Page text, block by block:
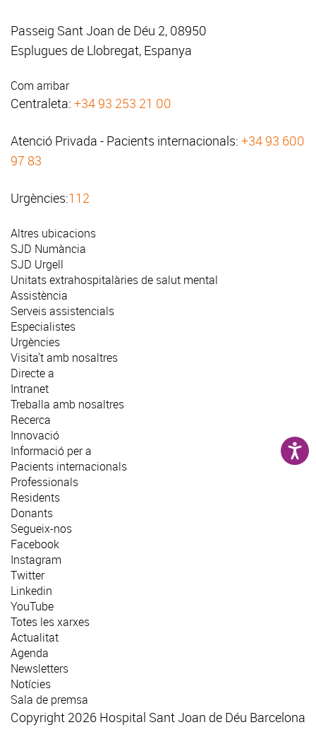
Passeig Sant Joan de Déu 2, 08950
Esplugues de Llobregat, Espanya
Com arribar
Centraleta: +34 93 253 21 00
Atenció Privada - Pacients internacionals: +34 93 600
97 83
Urgències:112
Altres ubicacions
SJD Numància
SJD Urgell
Unitats extrahospitalàries de salut mental
Assistència
Serveis assistencials
Especialistes
Urgències
Visita't amb nosaltres
Directe a
Intranet
Treballa amb nosaltres
Recerca
Innovació
Informació per a
Pacients internacionals
Professionals
Residents
Donants
Segueix-nos
Facebook
Instagram
Twitter
Linkedin
YouTube
Totes les xarxes
Actualitat
Agenda
Newsletters
Notícies
Sala de premsa
Copyright 2026 Hospital Sant Joan de Déu Barcelona